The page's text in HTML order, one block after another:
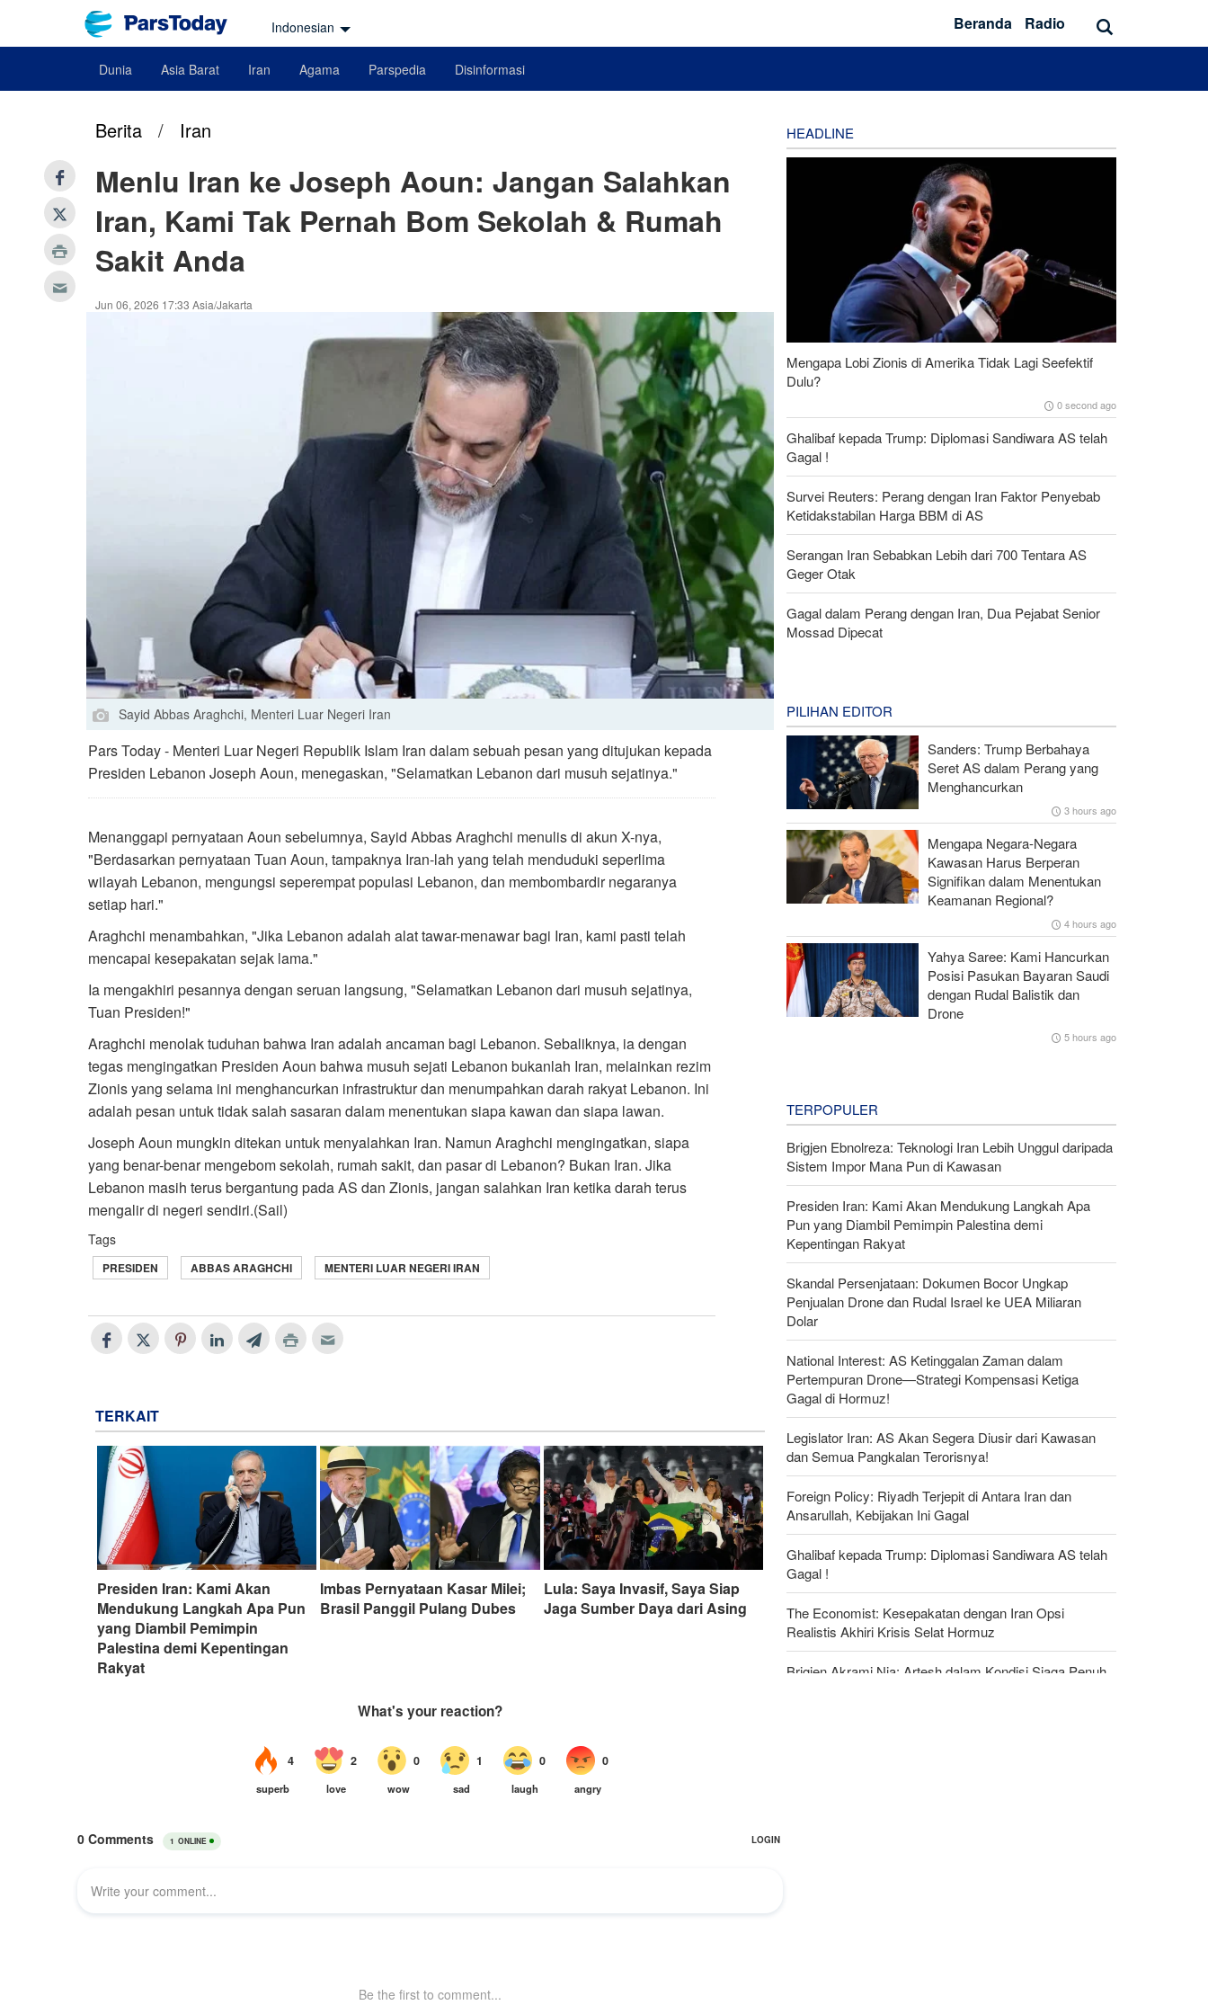
Indonesian Beranda Radio
Dunia Asia Barat Iran Agama Parspedia Disinformasi
Berita / Iran
Menlu Iran ke Joseph Aoun: Jangan Salahkan
Iran, Kami Tak Pernah Bom Sekolah & Rumah
Sakit Anda
Jun 06, 2026 17:33 Asia/Jakarta
Sayid Abbas Araghchi, Menteri Luar Negeri Iran
Pars Today - Menteri Luar Negeri Republik Islam Iran dalam sebuah pesan yang ditujukan kepada
Presiden Lebanon Joseph Aoun, menegaskan, "Selamatkan Lebanon dari musuh sejatinya."
Menanggapi pernyataan Aoun sebelumnya, Sayid Abbas Araghchi menulis di akun X-nya,
"Berdasarkan pernyataan Tuan Aoun, tampaknya Iran-lah yang telah menduduki seperlima
wilayah Lebanon, mengungsi seperempat populasi Lebanon, dan membombardir negaranya
setiap hari."
Araghchi menambahkan, "Jika Lebanon adalah alat tawar-menawar bagi Iran, kami pasti telah
mencapai kesepakatan sejak lama."
Ia mengakhiri pesannya dengan seruan langsung, "Selamatkan Lebanon dari musuh sejatinya,
Tuan Presiden!"
Araghchi menolak tuduhan bahwa Iran adalah ancaman bagi Lebanon. Sebaliknya, ia dengan
tegas mengingatkan Presiden Aoun bahwa musuh sejati Lebanon bukanlah Iran, melainkan rezim
Zionis yang selama ini menghancurkan infrastruktur dan menumpahkan darah rakyat Lebanon. Ini
adalah pesan untuk tidak salah sasaran dalam menentukan siapa kawan dan siapa lawan.
Joseph Aoun mungkin ditekan untuk menyalahkan Iran. Namun Araghchi mengingatkan, siapa
yang benar-benar mengebom sekolah, rumah sakit, dan pasar di Lebanon? Bukan Iran. Jika
Lebanon masih terus bergantung pada AS dan Zionis, jangan salahkan Iran ketika darah terus
mengalir di negeri sendiri.(Sail)
Tags
PRESIDEN ABBAS ARAGHCHI MENTERI LUAR NEGERI IRAN
TERKAIT
Presiden Iran: Kami Akan
Mendukung Langkah Apa Pun
yang Diambil Pemimpin
Palestina demi Kepentingan
Rakyat
Imbas Pernyataan Kasar Milei;
Brasil Panggil Pulang Dubes
Lula: Saya Invasif, Saya Siap
Jaga Sumber Daya dari Asing
HEADLINE
Mengapa Lobi Zionis di Amerika Tidak Lagi Seefektif
Dulu?
0 second ago
Ghalibaf kepada Trump: Diplomasi Sandiwara AS telah
Gagal !
Survei Reuters: Perang dengan Iran Faktor Penyebab
Ketidakstabilan Harga BBM di AS
Serangan Iran Sebabkan Lebih dari 700 Tentara AS
Geger Otak
Gagal dalam Perang dengan Iran, Dua Pejabat Senior
Mossad Dipecat
PILIHAN EDITOR
Sanders: Trump Berbahaya
Seret AS dalam Perang yang
Menghancurkan
3 hours ago
Mengapa Negara-Negara
Kawasan Harus Berperan
Signifikan dalam Menentukan
Keamanan Regional?
4 hours ago
Yahya Saree: Kami Hancurkan
Posisi Pasukan Bayaran Saudi
dengan Rudal Balistik dan
Drone
5 hours ago
TERPOPULER
Brigjen Ebnolreza: Teknologi Iran Lebih Unggul daripada
Sistem Impor Mana Pun di Kawasan
Presiden Iran: Kami Akan Mendukung Langkah Apa
Pun yang Diambil Pemimpin Palestina demi
Kepentingan Rakyat
Skandal Persenjataan: Dokumen Bocor Ungkap
Penjualan Drone dan Rudal Israel ke UEA Miliaran
Dolar
National Interest: AS Ketinggalan Zaman dalam
Pertempuran Drone—Strategi Kompensasi Ketiga
Gagal di Hormuz!
Legislator Iran: AS Akan Segera Diusir dari Kawasan
dan Semua Pangkalan Terorisnya!
Foreign Policy: Riyadh Terjepit di Antara Iran dan
Ansarullah, Kebijakan Ini Gagal
Ghalibaf kepada Trump: Diplomasi Sandiwara AS telah
Gagal !
The Economist: Kesepakatan dengan Iran Opsi
Realistis Akhiri Krisis Selat Hormuz
Brigjen Akrami Nia: Artesh dalam Kondisi Siaga Penuh